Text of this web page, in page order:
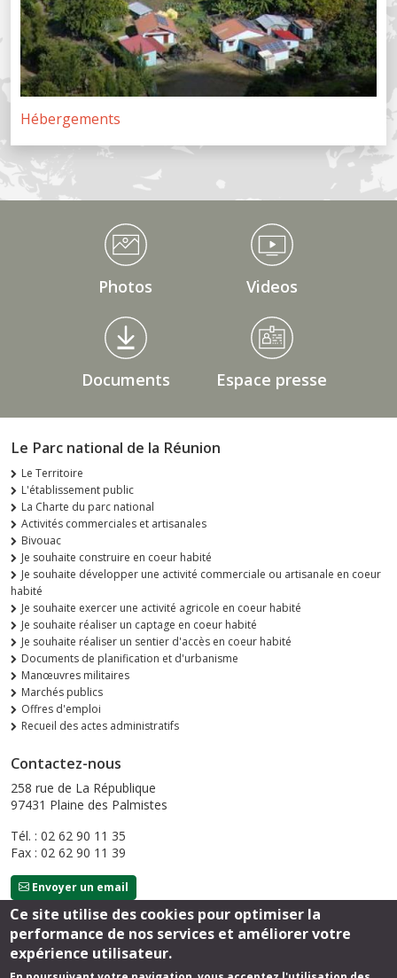
Hébergements
Médiathèque Footer
Photos Videos
Documents Espace presse
Le Parc national de la Réunion
Le Territoire
L'établissement public
La Charte du parc national
Activités commerciales et artisanales
Bivouac
Je souhaite construire en coeur habité
Je souhaite développer une activité commerciale ou artisanale en coeur
habité
Je souhaite exercer une activité agricole en coeur habité
Je souhaite réaliser un captage en coeur habité
Je souhaite réaliser un sentier d'accès en coeur habité
Documents de planification et d'urbanisme
Manœuvres militaires
Marchés publics
Offres d'emploi
Recueil des actes administratifs
Contactez-nous
258 rue de La République
97431 Plaine des Palmistes
Tél. : 02 62 90 11 35
Fax : 02 62 90 11 39
Envoyer un email
Suivez-nous
Ce site utilise des cookies pour optimiser la
performance de nos services et améliorer votre
expérience utilisateur.